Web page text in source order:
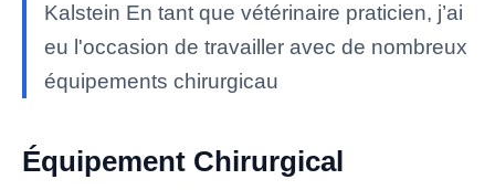
Kalstein En tant que vétérinaire praticien, j’ai
eu l'occasion de travailler avec de nombreux
équipements chirurgicau
Équipement Chirurgical